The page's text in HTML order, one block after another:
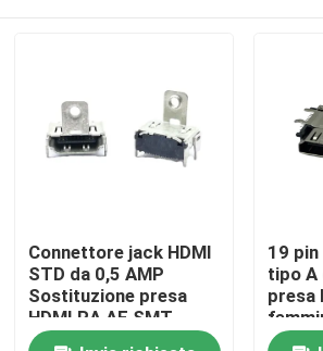
Casa
Connettore jack HDMI
STD da 0,5 AMP
Sostituzione presa
HDMI RA AF SMT
19
tipo A
presa